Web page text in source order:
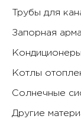
Трубы для
Запорная
Кондиционеры
Котлы
Солнечные
Другие